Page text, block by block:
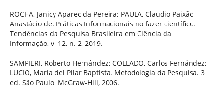
ROCHA, Janicy Aparecida Pereira; PAULA, Claudio Paixão
Anastácio de. Práticas Informacionais no fazer científico.
Tendências da Pesquisa Brasileira em Ciência da
Informação, v. 12, n. 2, 2019.
SAMPIERI, Roberto Hernández; COLLADO, Carlos Fernández;
LUCIO, Maria del Pilar Baptista. Metodologia da Pesquisa. 3
ed. São Paulo: McGraw-Hill, 2006.